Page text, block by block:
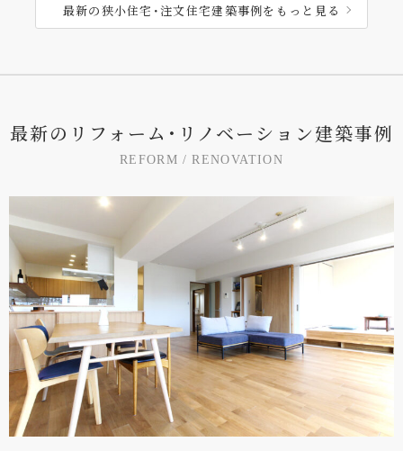
最新の狭小住宅･注文住宅建築事例をもっと見る
最新の リ フ ォ ー ム ･ リ ノ ベー シ ョ ン建築事例
RE FOR M / R ENOVATION